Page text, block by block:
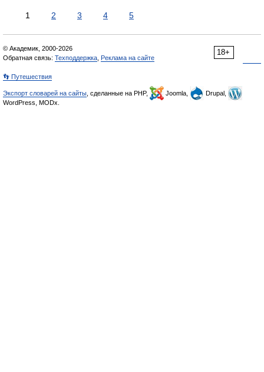
1 2 3 4 5
18+
© Академик, 2000-2026
Обратная связь: Техподдержка Реклама на сайте
👣 Путешествия
Экспорт словарей на сайты , сделанные на PHP, Joomla,
Drupal,
WordPress, MODx.